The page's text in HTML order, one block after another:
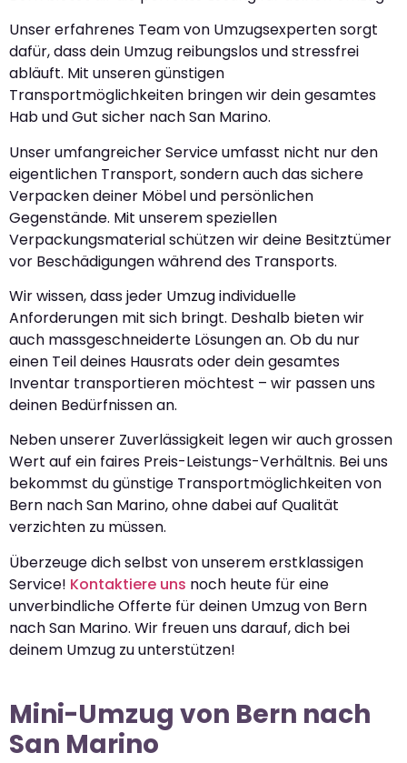
Unser erfahrenes Team von Umzugsexperten sorgt
dafür, dass dein Umzug reibungslos und stressfrei
abläuft. Mit unseren günstigen
Transportmöglichkeiten bringen wir dein gesamtes
Hab und Gut sicher nach San Marino.
Unser umfangreicher Service umfasst nicht nur den
eigentlichen Transport, sondern auch das sichere
Verpacken deiner Möbel und persönlichen
Gegenstände. Mit unserem speziellen
Verpackungsmaterial schützen wir deine Besitztümer
vor Beschädigungen während des Transports.
Wir wissen, dass jeder Umzug individuelle
Anforderungen mit sich bringt. Deshalb bieten wir
auch massgeschneiderte Lösungen an. Ob du nur
einen Teil deines Hausrats oder dein gesamtes
Inventar transportieren möchtest – wir passen uns
deinen Bedürfnissen an.
Neben unserer Zuverlässigkeit legen wir auch grossen
Wert auf ein faires Preis-Leistungs-Verhältnis. Bei uns
bekommst du günstige Transportmöglichkeiten von
Bern nach San Marino, ohne dabei auf Qualität
verzichten zu müssen.
Überzeuge dich selbst von unserem erstklassigen
Service! Kontaktiere uns noch heute für eine
unverbindliche Offerte für deinen Umzug von Bern
nach San Marino. Wir freuen uns darauf, dich bei
deinem Umzug zu unterstützen!
Mini-Umzug von Bern nach
San Marino